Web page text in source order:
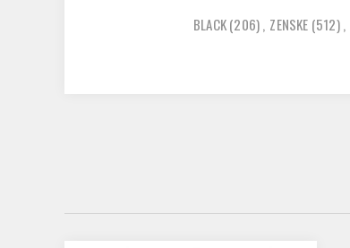
BLACK(206), ZENSKE (512),